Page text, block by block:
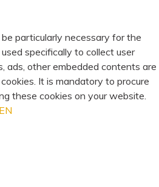
particularly necessary for the
specifically to collect user
ads, other embedded contents are
It is mandatory to procure
these cookies on your website.